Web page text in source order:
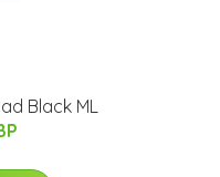
Black ML